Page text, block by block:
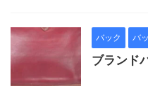
バック バ
ブランド